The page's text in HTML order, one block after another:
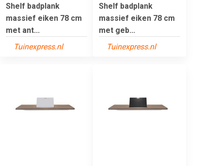
Shelf badplank
massief eiken 78 cm
met ant...
Tuinexpress.nl
Shelf badplank
massief eiken 78 cm
met geb...
Tuinexpress.nl